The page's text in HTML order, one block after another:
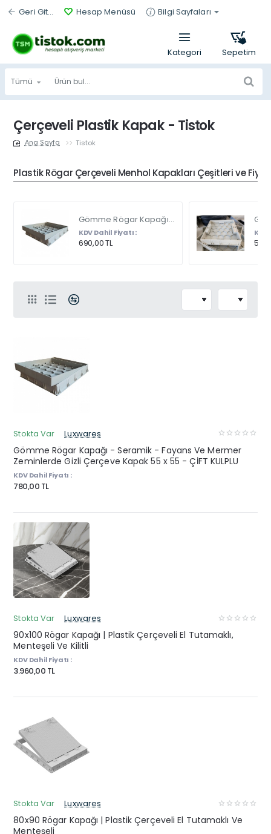
Geri Git... Hesap Menüsü Bilgi Sayfaları
Tümü
Ürün
bul...
Çerçeveli Plastik Kapak - Tistok
Tistok
Plastik Rögar Çerçeveli Menhol Kapakları Çeşitleri ve
Gömme Rögar Kapağı - Seramik - Fayans Ve Mermer Zeminlerde - Gizli Çerçeve Kapak Çift Kulplu 45 X 45
KDV Dahil Fiyatı :
690,00 TL
KDV
Stokta Var Luxwares
Gömme Rögar Kapağı - Seramik - Fayans Ve Mermer
Zeminlerde Gizli Çerçeve Kapak 55 x 55 - ÇİFT KULPLU
KDV Dahil Fiyatı :
780,00 TL
Stokta Var Luxwares
90x100 Rögar Kapağı | Plastik Çerçeveli El Tutamaklı,
Menteşeli Ve Kilitli
KDV Dahil Fiyatı :
3.960,00 TL
Stokta Var Luxwares
80x90 Rögar Kapağı | Plastik Çerçeveli El Tutamaklı Ve
Menteşeli